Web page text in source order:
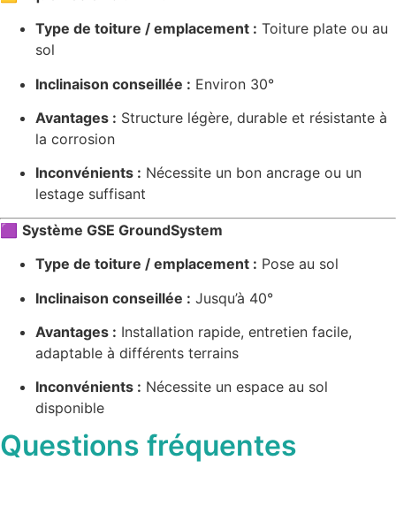
Type de toiture / emplacement : Toiture plate ou au
sol
Inclinaison conseillée : Environ 30°
Avantages : Structure légère, durable et résistante à
la corrosion
Inconvénients : Nécessite un bon ancrage ou un
lestage suffisant
🟪 Système GSE GroundSystem
Type de toiture / emplacement : Pose au sol
Inclinaison conseillée : Jusqu’à 40°
Avantages : Installation rapide, entretien facile,
adaptable à différents terrains
Inconvénients : Nécessite un espace au sol
disponible
Questions fréquentes